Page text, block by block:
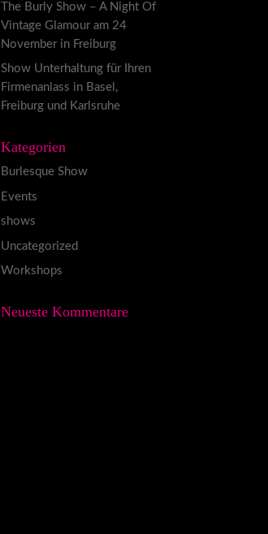
The Burly Show – A Night Of
Vintage Glamour am 24
November in Freiburg
Show Unterhaltung für Ihren
Firmenanlass in Basel,
Freiburg und Karlsruhe
Kategorien
Burlesque Show
Events
shows
Uncategorized
Workshops
Neueste Kommentare